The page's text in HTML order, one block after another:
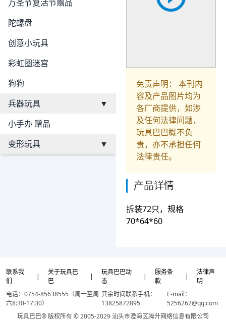
万圣节复活节赠品
陀螺盘
创意小玩具
彩虹圈迷宫
狗狗
兵器玩具
▼
小手办 赠品
变形玩具
▼
免责声明： 本刊内
容及产品图片均为
各厂商提供，如涉
及任何法律问题，
玩具巴巴概不负
责，亦不承担任何
法律责任。
产品详情
拆装72只，规格
70*64*60
联系我
们
|
关于玩具巴
巴
|
玩具巴巴动
态
|
服务条
款
|
法律声
明
电话：0754-85638555（周一至周
六8:30-17:30）
其余时间联系手机：
13825872895
E-mail：
5256262@qq.com
玩具巴巴® 版权所有 © 2005-2029 汕头市澄海区腾升网络信息有限公司